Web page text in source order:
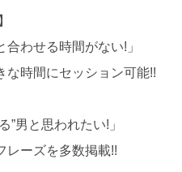
合わせる時間がない!」
時間にセッション可能!!
”男と思われたい!」
レーズを多数掲載!!